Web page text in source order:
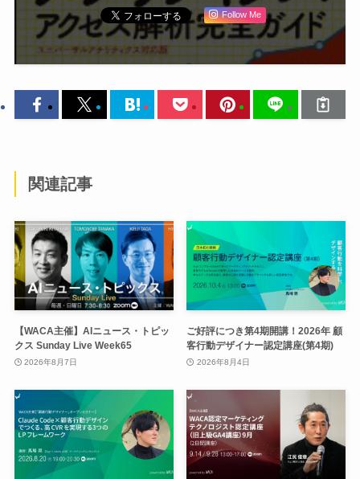
Follow Me
関連記事
【WACA主催】AIニュース・トピッ
クス Sunday Live Week65
2026年8月7日
ご好評につき第4期開講！2026年 顧
客行動デザイナー認定講座(第4期)
2026年8月4日